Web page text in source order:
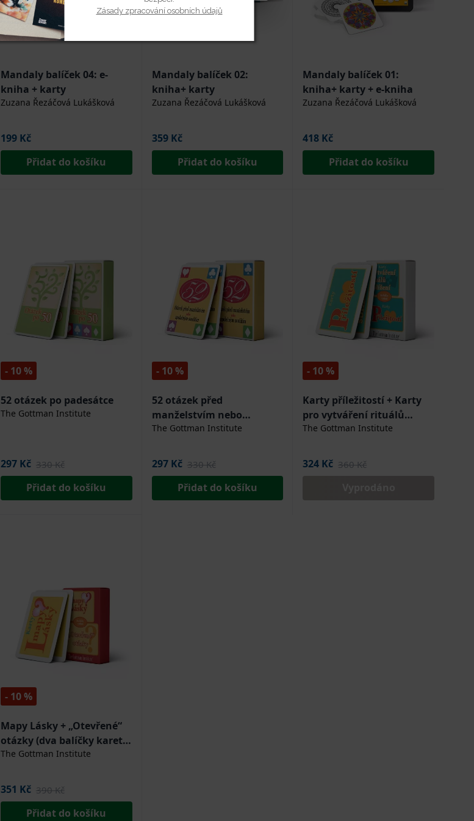
Mandaly balíček 04: e-
kniha + karty
Zuzana Řezáčová Lukášková
199 Kč
Přidat do košíku
Mandaly balíček 02:
kniha+ karty
Zuzana Řezáčová Lukášková
359 Kč
Přidat do košíku
Mandaly balíček 01:
kniha+ karty + e-kniha
Zuzana Řezáčová Lukášková
418 Kč
Přidat do košíku
- 10 %
52 otázek po padesátce
The Gottman Institute
297 Kč 330 Kč
Přidat do košíku
- 10 %
52 otázek před
manželstvím nebo
společným soužitím
The Gottman Institute
297 Kč 330 Kč
Přidat do košíku
- 10 %
Karty příležitostí + Karty
pro vytváření rituálů
sblížení (dva balíčky karet
The Gottman Institute
324 Kč 360 Kč
- 10 %
Mapy Lásky + „Otevřené“
otázky (dva balíčky karet v
jednom)
The Gottman Institute
351 Kč 390 Kč
Přidat do košíku
Zásady zpracování osobních údajů